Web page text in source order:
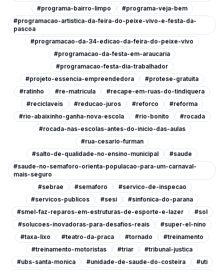
#programa-bairro-limpo
#programa-veja-bem
#programacao-artistica-da-feira-do-peixe-vivo-e-festa-da-
pascoa
#programacao-da-34-edicao-da-feira-do-peixe-vivo
#programacao-da-festa-em-araucaria
#programacao-festa-dia-trabalhador
#projeto-essencia-empreendedora
#protese-gratuita
#ratinho
#re-matricula
#recape-em-ruas-do-tindiquera
#reciclaveis
#reducao-juros #reforco
#reforma
#rio-abaixinho-ganha-nova-escola
#rio-bonito
#rocada
#rocada-nas-escolas-antes-do-inicio-das-aulas
#rua-cesario-furman
#salto-de-qualidade-no-ensino-municipal
#saude
#saude-no-semaforo-orienta-populacao-para-um-carnaval-
mais-seguro
#sebrae
#semaforo
#servico-de-inspecao
#servicos-publicos
#sesi
#sinfonica-do-parana
#smel-faz-reparos-em-estruturas-de-esporte-e-lazer
#sol
#solucoes-inovadoras-para-desafios-reais
#super-el-nino
#taxa-lixo
#teatro-da-praca #tornado
#treinamento
#treinamento-motoristas
#triar
#tribunal-justica
#ubs-santa-monica
#unidade-de-saude-do-costeira
#uti